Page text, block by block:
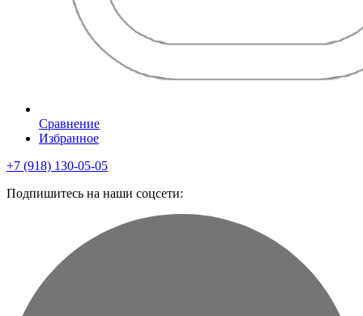
Сравнение
Избранное
+7 (918) 130-05-05
Подпишитесь на наши соцсети: